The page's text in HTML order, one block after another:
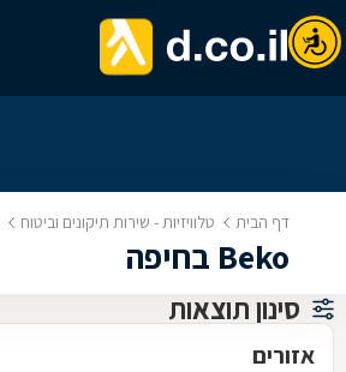
דף הבית טלוויזיות - שירות תיקונים וביטוח
Beko בחיפה
סינון תוצאות
אזורים